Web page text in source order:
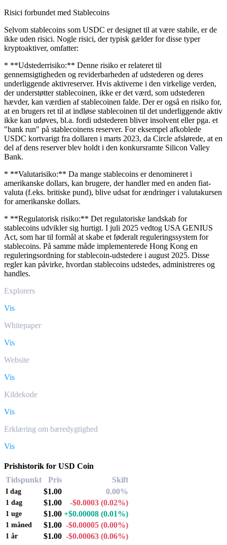
Risici forbundet med Stablecoins
Selvom stablecoins som USDC er designet til at være stabile, er de
ikke uden risici. Nogle risici, der typisk gælder for disse typer
kryptoaktiver, omfatter:
* **Udstederrisiko:** Denne risiko er relateret til
gennemsigtigheden og reviderbarheden af udstederen og deres
underliggende aktivreserver. Hvis aktiverne i den virkelige verden,
der understøtter stablecoinen, ikke er det værd, som udstederen
hævder, kan værdien af stablecoinen falde. Der er også en risiko for,
at en brugers ret til at indløse stablecoinen til det underliggende aktiv
ikke kan udøves, bl.a. fordi udstederen bliver insolvent eller pga. et
"bank run" på stablecoinens reserver. For eksempel afkoblede
USDC kortvarigt fra dollaren i marts 2023, da Circle afslørede, at en
del af dens reserver blev holdt i den konkursramte Silicon Valley
Bank.
* **Valutarisiko:** Da mange stablecoins er denomineret i
amerikanske dollars, kan brugere, der handler med en anden fiat-
valuta (f.eks. britiske pund), blive udsat for ændringer i valutakursen
for amerikanske dollars.
* **Regulatorisk risiko:** Det regulatoriske landskab for
stablecoins udvikler sig hurtigt. I juli 2025 vedtog USA GENIUS
Act, som har til formål at skabe et føderalt reguleringssystem for
stablecoins. På samme måde implementerede Hong Kong en
reguleringsordning for stablecoin-udstedere i august 2025. Disse
regler kan påvirke, hvordan stablecoins udstedes, administreres og
handles.
Explorers
Vis
Whitepaper
Vis
Website
Vis
Kildekode
Vis
Erklæring om bæredygtighed
Vis
Prishistorik for USD Coin
Tidspunkt
Pris Skift
I dag $1.00 0.00%
1 dag $1.00 -$0.0003 (0.02%)
1 uge $1.00 +$0.00008 (0.01%)
1 måned $1.00 -$0.00005 (0.00%)
1 år $1.00 -$0.00063 (0.06%)